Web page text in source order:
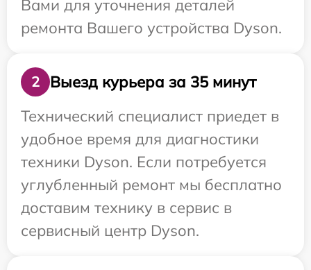
Вами для уточнения деталей
ремонта Вашего устройства Dyson.
2
Выезд курьера за 35 минут
Технический специалист приедет в
удобное время для диагностики
техники Dyson. Если потребуется
углубленный ремонт мы бесплатно
доставим технику в сервис в
сервисный центр Dyson.